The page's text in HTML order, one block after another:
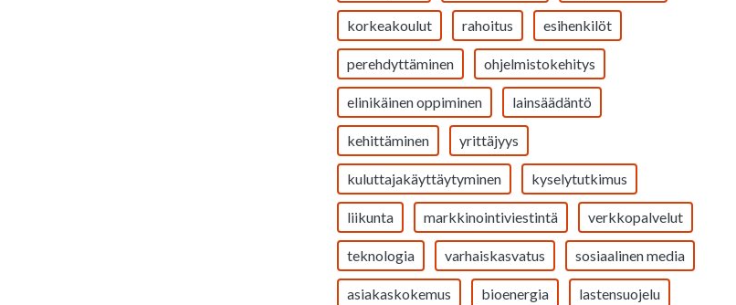
korkeakoulut rahoitus esihenkilöt
perehdyttäminen ohjelmistokehitys
elinikäinen oppiminen lainsäädäntö
kehittäminen yrittäjyys
kuluttajakäyttäytyminen kyselytutkimus
liikunta markkinointiviestintä verkkopalvelut
teknologia varhaiskasvatus sosiaalinen media
asiakaskokemus bioenergia lastensuojelu